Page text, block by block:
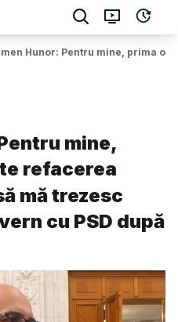
Hunor: Pentru mine, prima
mine,
refacerea
mă trezesc
cu PSD după